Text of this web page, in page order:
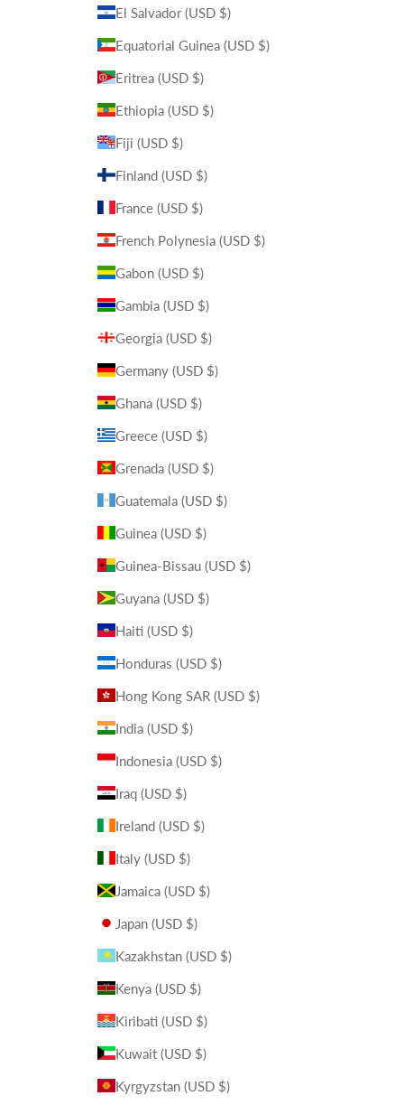
El Salvador (USD $)
Equatorial Guinea (USD $)
Eritrea (USD $)
Ethiopia (USD $)
Fiji (USD $)
Finland (USD $)
France (USD $)
French Polynesia (USD $)
Gabon (USD $)
Gambia (USD $)
Georgia (USD $)
Germany (USD $)
Ghana (USD $)
Greece (USD $)
Grenada (USD $)
Guatemala (USD $)
Guinea (USD $)
Guinea-Bissau (USD $)
Guyana (USD $)
Haiti (USD $)
Honduras (USD $)
Hong Kong SAR (USD $)
India (USD $)
Indonesia (USD $)
Iraq (USD $)
Ireland (USD $)
Italy (USD $)
Jamaica (USD $)
Japan (USD $)
Kazakhstan (USD $)
Kenya (USD $)
Kiribati (USD $)
Kuwait (USD $)
Kyrgyzstan (USD $)